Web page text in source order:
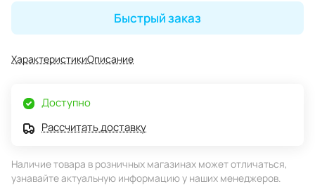
Быстрый заказ
ХарактеристикиОписание
Доступно
Рассчитать доставку
Наличие товара в розничных магазинах может отличаться,
узнавайте актуальную информацию у наших менеджеров.